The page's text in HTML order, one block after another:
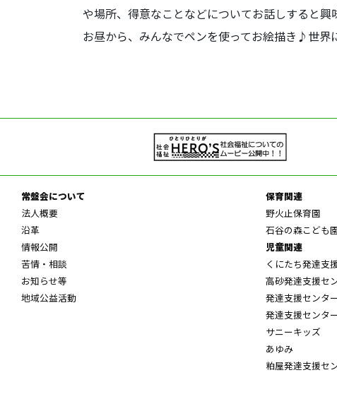
や場所、得意なことなどについてお話しすると
お昼から、みんなでペンを使ってお絵描き♪世
常盤会について
法人概要
沿革
情報公開
苦情・相談
お知らせ等
地域公益活動
保育関連
野火止保育園
石谷の森こども
児童関連
くにたち発達支
高砂発達支援セ
発達支援センタ
発達支援センタ
サニーキッズ
あゆみ
粕屋発達支援セ